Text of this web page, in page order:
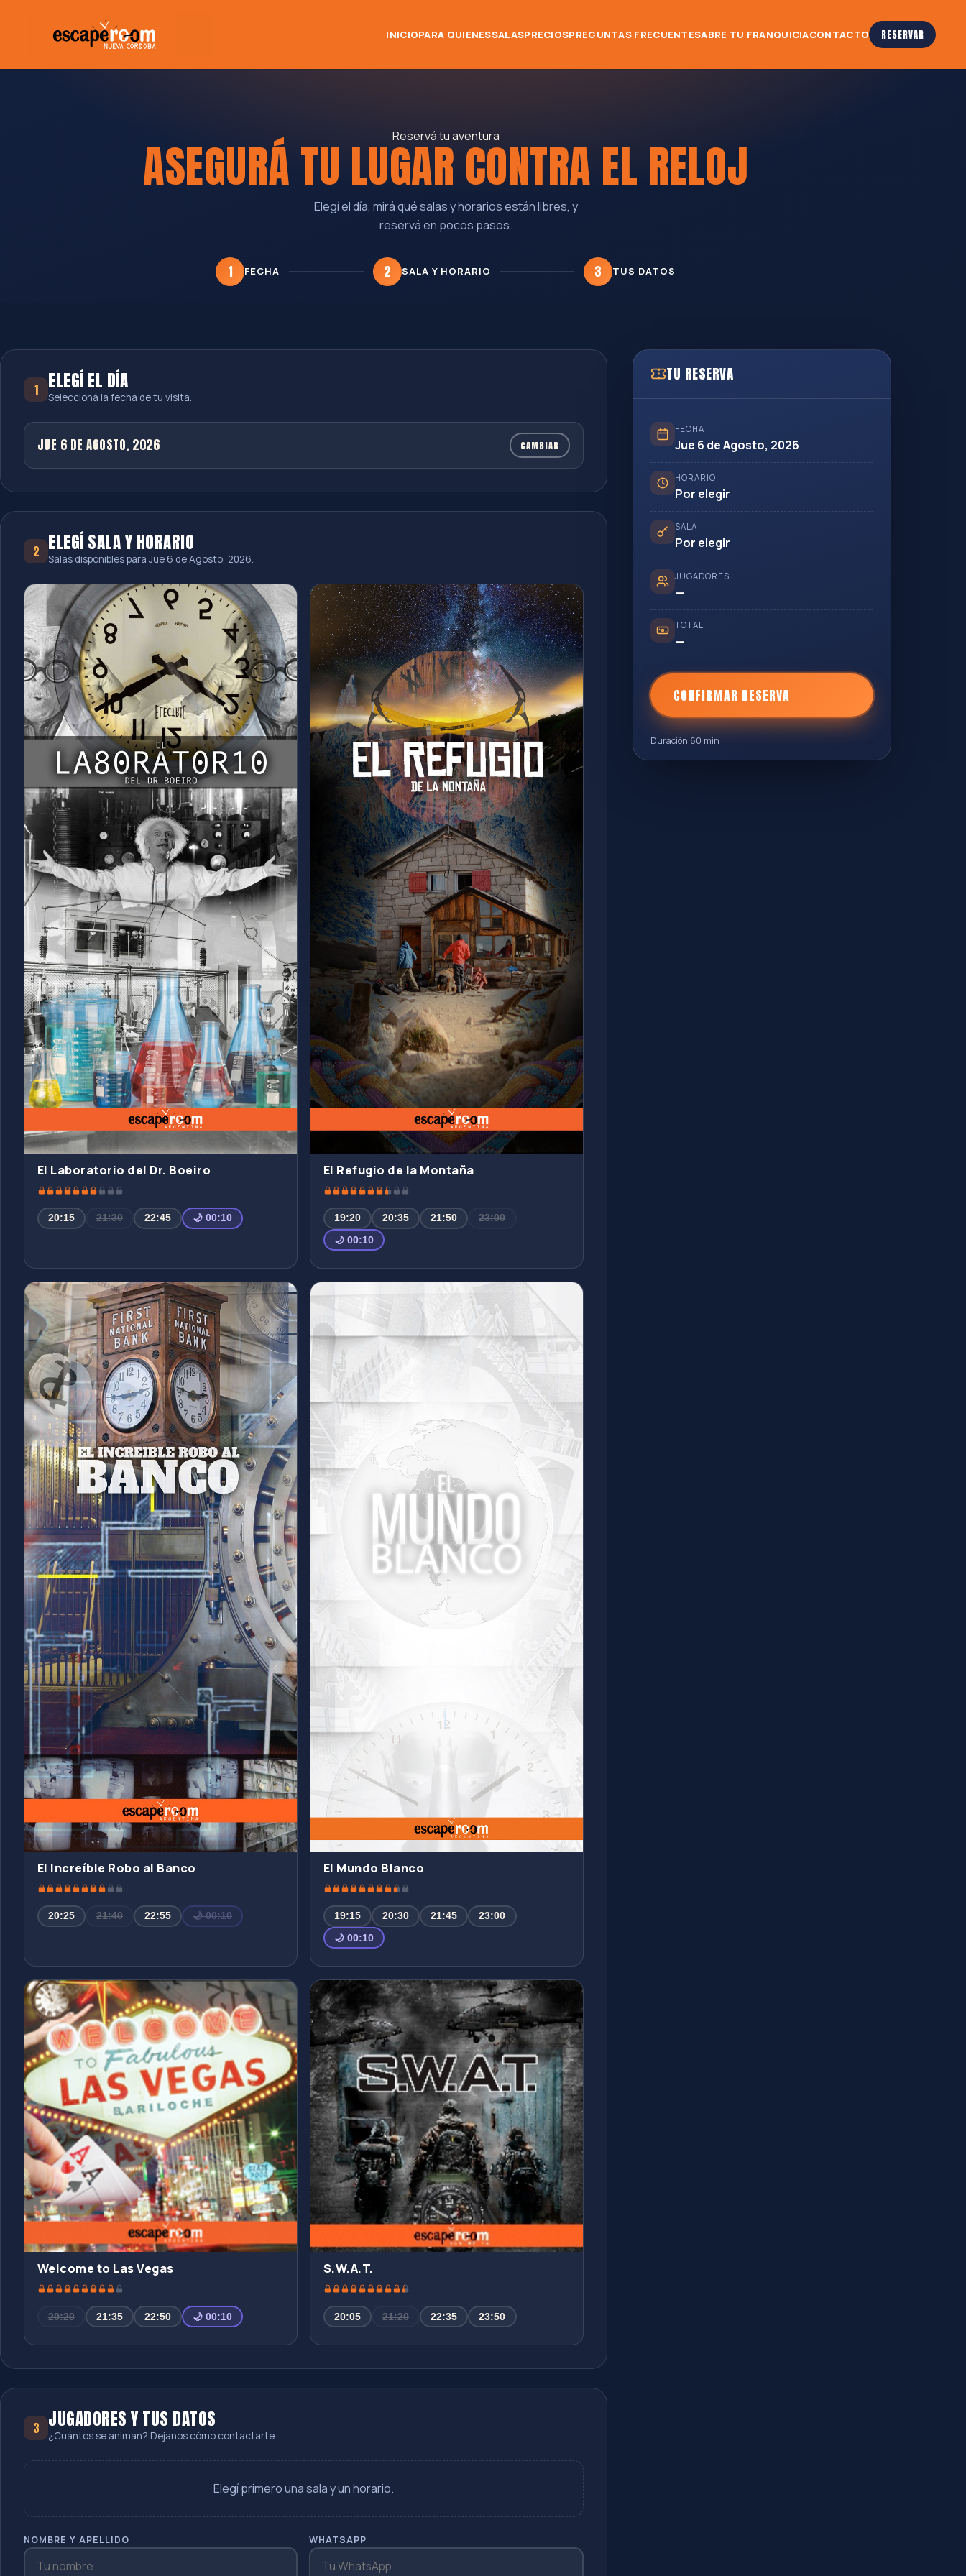
INICIOPARA QUIENESSALASPRECIOSPREGUNTAS FRECUENTESABRE TU FRANQUICIACONTACTO RESERVAR
Reservá tu aventura
ASEGURÁ TU LUGAR CONTRA ELRELOJ
Elegí el día, mirá qué salas y horarios están libres, y
reservá en pocos pasos.
1 FECHA 2 SALA Y HORARIO 3 TUS DATOS
1 ELEGÍ EL DÍA
Seleccioná la fecha de tu visita.
JUE 6 DE AGOSTO, 2026 CAMBIAR
2 ELEGÍ SALA Y HORARIO
Salas disponibles para Jue 6 de Agosto, 2026.
El Laboratorio del Dr. Boeiro
20:15 21:30 22:45 🌙 00:10
El Refugio de la Montaña
19:20 20:35 21:50 23:00
🌙 00:10
El Increíble Robo al Banco
20:25 21:40 22:55 🌙 00:10
El Mundo Blanco
19:15 20:30 21:45 23:00
🌙 00:10
Welcome to Las Vegas
20:20 21:35 22:50 🌙 00:10
S.W.A.T.
20:05 21:20 22:35 23:50
3 JUGADORES Y TUS DATOS
¿Cuántos se animan? Dejanos cómo contactarte.
Elegí primero una sala y un horario.
NOMBRE Y APELLIDO WHATSAPP
TU RESERVA
FECHA
Jue 6 de Agosto, 2026
HORARIO
Por elegir
SALA
Por elegir
JUGADORES
—
TOTAL
—
CONFIRMAR RESERVA
Duración 60 min